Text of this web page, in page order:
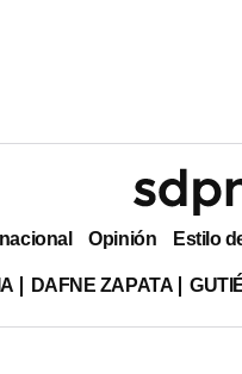
Opinión Estilo
DAFNE ZAPATA